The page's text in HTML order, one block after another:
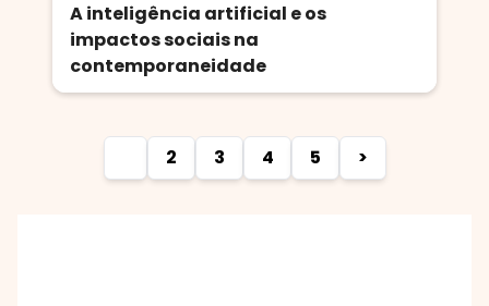
A inteligência artificial e os
impactos sociais na
contemporaneidade
2 3 4 5 >